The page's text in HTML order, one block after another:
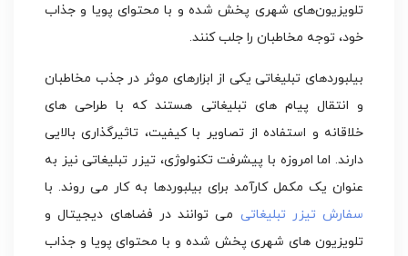
تلویزیون‌های شهری پخش شده و با محتوای پویا و جذاب
خود، توجه مخاطبان را جلب کنند.
بیلبوردهای تبلیغاتی یکی از ابزارهای موثر در جذب مخاطبان
و انتقال پیام های تبلیغاتی هستند که با طراحی های
خلاقانه و استفاده از تصاویر با کیفیت، تاثیرگذاری بالایی
دارند. اما امروزه با پیشرفت تکنولوژی، تیزر تبلیغاتی نیز به
عنوان یک مکمل کارآمد برای بیلبوردها به کار می روند. با
سفارش تیزر تبلیغاتی می توانند در فضاهای دیجیتال و
تلویزیون های شهری پخش شده و با محتوای پویا و جذاب